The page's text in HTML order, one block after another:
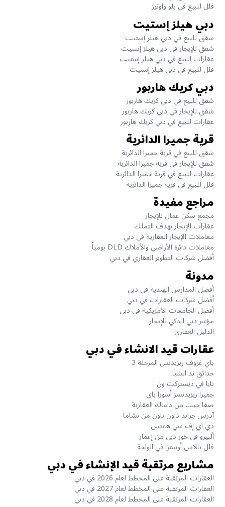
فلل للبيع في بلو واوترز
دبي هيلز إستيت
شقق للبيع في دبي هيلز إستيت
شقق للإيجار في دبي هيلز إستيت
عقارات للبيع في دبي هيلز إستيت
فلل للبيع في دبي هيلز إستيت
دبي كريك هاربور
شقق للبيع في دبي كريك هاربور
شقق للإيجار في دبي كريك هاربور
عقارات للبيع في دبي كريك هاربور
قرية جميرا الدائرية
شقق للبيع في قرية جميرا الدائرية
شقق للإيجار في قرية جميرا الدائرية
عقارات للبيع في قرية جميرا الدائرية
فلل للبيع في قرية جميرا الدائرية
مراجع مفيدة
مجمع سكن عمال للإيجار
عقارات الإيجار بهدف التملك
معاملات الإيجار العقارية في دبي
معاملات دائرة الأراضي والأملاك DLD يومياً
أفضل شركات التطوير العقاري في دبي
مدونة
أفضل المدارس الهندية في دبي
أفضل شركات العقارات في دبي
أفضل الجامعات الأمريكية في دبي
مؤشر دبي الذكي للإيجار
الدليل العقاري
عقارات قيد الانشاء في دبي
باي غروف ريزيدنس المرحلة 3
حدائق ند الشبا
نايا في ديستركت ون
جميرا ريزيدنسز أسورا باي
صفا جيت من داماك العقارية
آدرس جراند داون تاون من نشاما
دي آي إف سي هايتس
ألبيرو في خور دبي من إعمار
فلل بالاس أوسترا في الواحة
مشاريع مرتقبة قيد الإنشاء في دبي
العقارات المرتقبة على المخطط لعام 2026 في دبي
العقارات المرتقبة على المخطط لعام 2027 في دبي
العقارات المرتقبة على المخطط لعام 2028 في دبي